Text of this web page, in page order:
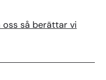
så berättar vi